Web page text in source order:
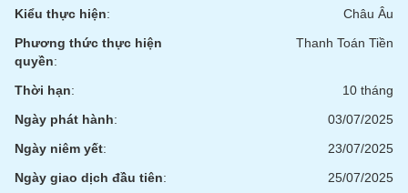
Kiểu thực hiện:
Châu Âu
Phương thức thực hiện
quyền:
Thanh Toán Tiền
Thời hạn:
10 tháng
Ngày phát hành:
03/07/2025
Ngày niêm yết:
23/07/2025
Ngày giao dịch đầu tiên:
25/07/2025